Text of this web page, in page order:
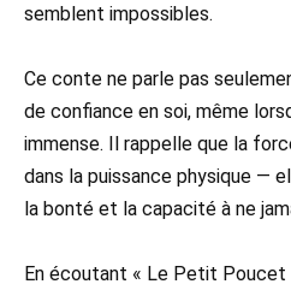
semblent impossibles.
Ce conte ne parle pas
de confiance en soi, même
immense. Il rappelle que la
dans la puissance physique —
la bonté et la capacité à ne
En écoutant « Le Petit